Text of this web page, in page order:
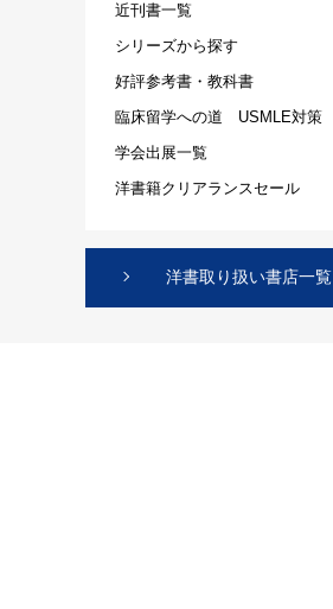
近刊書一覧
シリーズから探す
好評参考書・教科書
臨床留学への道 USMLE対策
学会出展一覧
洋書籍クリアランスセール
洋書取り扱い書店一覧